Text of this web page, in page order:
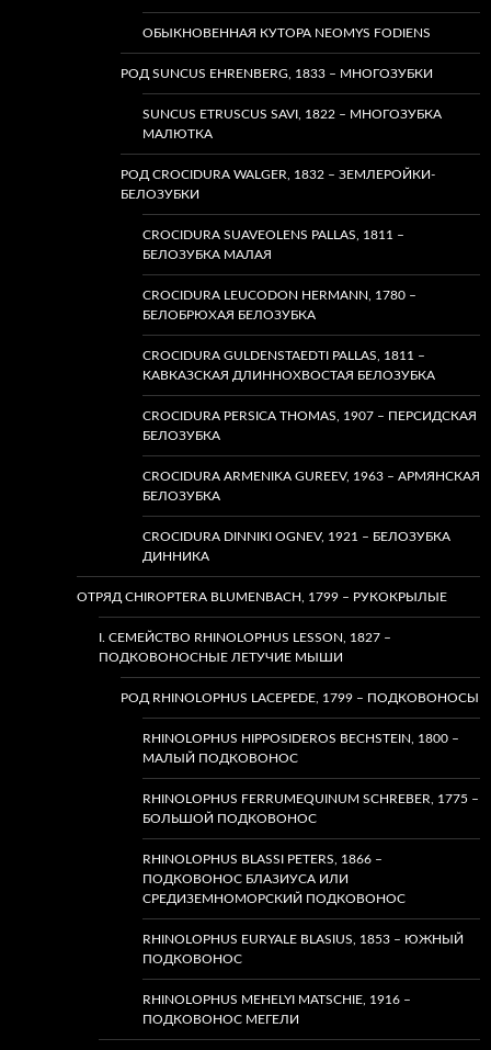
ОБЫКНОВЕННАЯ КУТОРА NEOMYS FODIENS
РОД SUNCUS EHRENBERG, 1833 – МНОГОЗУБКИ
SUNCUS ETRUSCUS SAVI, 1822 – МНОГОЗУБКА
МАЛЮТКА
РОД CROCIDURA WALGER, 1832 – ЗЕМЛЕРОЙКИ-
БЕЛОЗУБКИ
CROCIDURA SUAVEOLENS PALLAS, 1811 –
БЕЛОЗУБКА МАЛАЯ
CROCIDURA LEUCODON HERMANN, 1780 –
БЕЛОБРЮХАЯ БЕЛОЗУБКА
CROCIDURA GULDENSTAEDTI PALLAS, 1811 –
КАВКАЗСКАЯ ДЛИННОХВОСТАЯ БЕЛОЗУБКА
CROCIDURA PERSICA THOMAS, 1907 – ПЕРСИДСКАЯ
БЕЛОЗУБКА
CROCIDURA ARMENIKA GUREEV, 1963 – АРМЯНСКАЯ
БЕЛОЗУБКА
CROCIDURA DINNIKI OGNEV, 1921 – БЕЛОЗУБКА
ДИННИКА
ОТРЯД CHIROPTERA BLUMENBACH, 1799 – РУКОКРЫЛЫЕ
I. СЕМЕЙСТВО RHINOLOPHUS LESSON, 1827 –
ПОДКОВОНОСНЫЕ ЛЕТУЧИЕ МЫШИ
РОД RHINOLOPHUS LACEPEDE, 1799 – ПОДКОВОНОСЫ
RHINOLOPHUS HIPPOSIDEROS BECHSTEIN, 1800 –
МАЛЫЙ ПОДКОВОНОС
RHINOLOPHUS FERRUMEQUINUM SCHREBER, 1775 –
БОЛЬШОЙ ПОДКОВОНОС
RHINOLOPHUS BLASSI PETERS, 1866 –
ПОДКОВОНОС БЛАЗИУСА ИЛИ
СРЕДИЗЕМНОМОРСКИЙ ПОДКОВОНОС
RHINOLOPHUS EURYALE BLASIUS, 1853 – ЮЖНЫЙ
ПОДКОВОНОС
RHINOLOPHUS MEHELYI MATSCHIE, 1916 –
ПОДКОВОНОС МЕГЕЛИ